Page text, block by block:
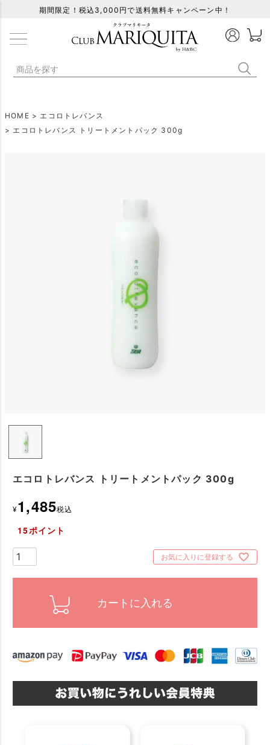
期間限定！税込3,000円で送料無料キャンペーン中！
HOME
エコロトレバンス
エコロトレバンス トリートメントパック 300g
エコロトレバンス トリートメントパック 300g
¥1,485税込
15ポイント
お気に入りに登録する
カートに入れる